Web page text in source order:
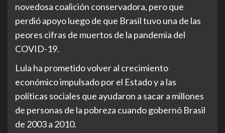
novedosa coalición conservadora, pero que
perdió apoyo luego de que Brasil tuvo una de las
peores cifras de muertos de la pandemia del
COVID-19.
Lula ha prometido volver al crecimiento
económico impulsado por el Estado y a las
políticas sociales que ayudaron a sacar a millones
de personas de la pobreza cuando gobernó Brasil
de 2003 a 2010.